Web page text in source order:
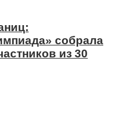
собрала
из 30